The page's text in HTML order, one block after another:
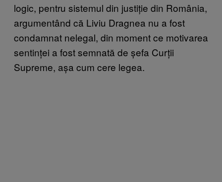
logic, pentru sistemul din justiție din România,
argumentând că Liviu Dragnea nu a fost
condamnat nelegal, din moment ce motivarea
sentinței a fost semnată de șefa Curții
Supreme, așa cum cere legea.